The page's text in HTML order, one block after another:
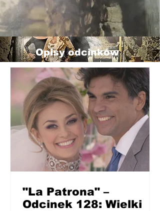
Opisy odcinków
"La Patrona" –
Odcinek 128: Wielki